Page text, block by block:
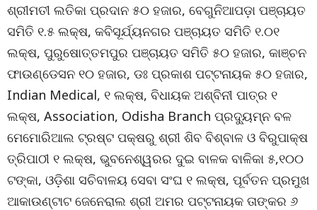
ଶ୍ରୀମତୀ ଲତିକା ପ୍ରଦାନ ୫୦ ହଜାର, ବେଗୁନିଆପଡ଼ା ପଞ୍ଚାୟତ
ସମିତି ୧.୫ ଲକ୍ଷ, କବିସୂର୍ଯ୍ୟନଗର ପଞ୍ଚାୟତ ସମିତି ୧.୦୧
ଲକ୍ଷ, ପୁରୁଷୋତ୍ତମପୁର ପଞ୍ଚାୟତ ସମିତି ୫୦ ହଜାର, କାଞ୍ଚନ
ଫାଉଣ୍ଡେସନ ୧୦ ହଜାର, ଡଃ ପ୍ରକାଶ ପଟ୍ଟନାୟକ ୫୦ ହଜାର,
Indian Medical, ୧ ଲକ୍ଷ, ବିଧାୟକ ଅଶ୍ବିନୀ ପାତ୍ର ୧
ଲକ୍ଷ, Association, Odisha Branch ପ୍ରଦ୍ୟୁମ୍ନ ବଳ
ମେମୋରିଆଲ ଟ୍ରଷ୍ଟ ପକ୍ଷରୁ ଶ୍ରୀ ଶିବ ବିଶ୍ବାଳ ଓ ବିରୁପାକ୍ଷ
ତ୍ରିପାଠୀ ୧ ଲକ୍ଷ, ଭୁବନେଶ୍ୱରର ଦୁଇ ବାଳକ ବାଳିକା ୫,୧୦୦
ଟଙ୍କା, ଓଡ଼ିଶା ସଚିବାଳୟ ସେବା ସଂଘ ୧ ଲକ୍ଷ, ପୂର୍ବତନ ପ୍ରମୁଖ
ଆକାଉଣ୍ଟାଟ ଜେନେରାଲ ଶ୍ରୀ ଅମର ପଟ୍ଟନାୟକ ତାଙ୍କର ୬